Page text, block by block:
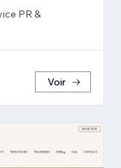
PR &
Voir